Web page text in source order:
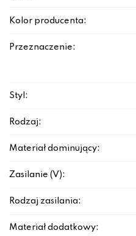
Kolor producenta:
Przeznaczenie:
Styl:
Rodzaj:
Materiał dominujący:
Zasilanie (V):
Rodzaj zasilania:
Materiał dodatkowy: